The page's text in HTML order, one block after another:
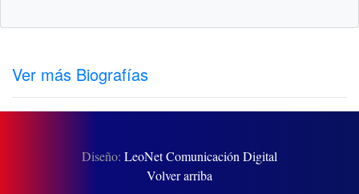
Ver más Biografías
Diseño: LeoNet Comunicación Digital
Volver arriba